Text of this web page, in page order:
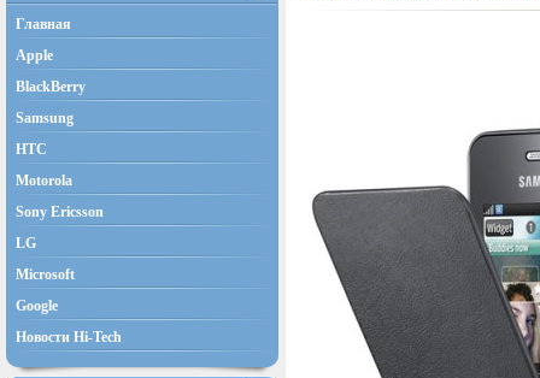
Главная
Apple
BlackBerry
Samsung
HTC
Motorola
Sony Ericsson
LG
Microsoft
Google
Новости Hi-Tech